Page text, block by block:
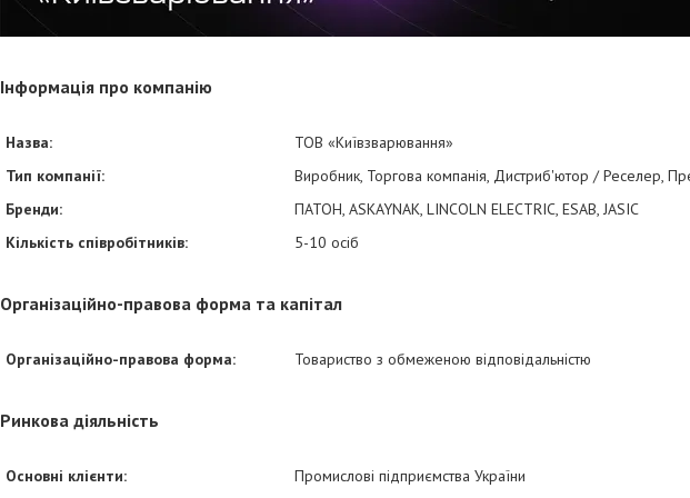
Інформація про компанію
Назва:
ТОВ «Київзварювання»
Тип компанії:
Виробник, Торгова компанія, Дистриб'ютор / Реселер,
Бренди:
ПАТОН, ASKAYNAK, LINCOLN ELECTRIC, ESAB, JASIC
Кількість співробітників:
5-10 осіб
Організаційно-правова форма та капітал
Організаційно-правова форма: Товариство з обмеженою відповідальністю
Ринкова діяльність
Основні клієнти: Промислові підприємства України